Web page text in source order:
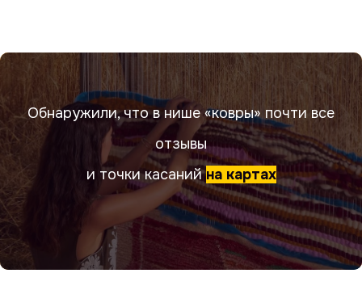
Обнаружили, что в нише «ковры» почти все
отзывы
и точки касанийна картах